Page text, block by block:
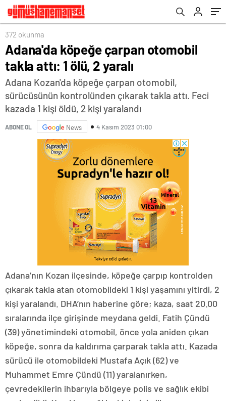
372 okunma
Adana'da köpeğe çarpan otomobil
takla attı: 1 ölü, 2 yaralı
Adana Kozan'da köpeğe çarpan otomobil,
sürücüsünün kontrolünden çıkarak takla attı. Feci
kazada 1 kişi öldü, 2 kişi yaralandı
ABONE OL News 4 Kasım 2023 01:00
Adana’nın Kozan ilçesinde, köpeğe çarpıp kontrolden
çıkarak takla atan otomobildeki 1 kişi yaşamını yitirdi, 2
kişi yaralandı. DHA’nın haberine göre; kaza, saat 20.00
sıralarında ilçe girişinde meydana geldi. Fatih Çündü
(39) yönetimindeki otomobil, önce yola aniden çıkan
köpeğe, sonra da kaldırıma çarparak takla attı. Kazada
sürücü ile otomobildeki Mustafa Açık (62) ve
Muhammet Emre Çündü (11) yaralanırken,
çevredekilerin ihbarıyla bölgeye polis ve sağlık ekibi